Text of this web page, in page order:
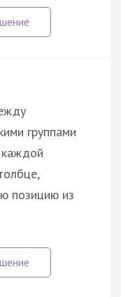
группами
позицию из